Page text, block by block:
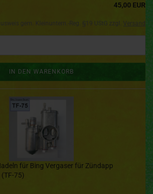
45,00 EUR
IN DEN WARENKORB
für Bing Vergaser für Zündapp
75)